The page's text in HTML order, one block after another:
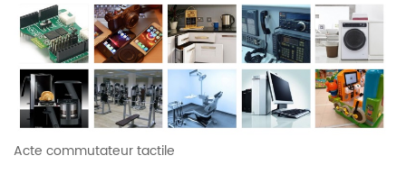
Acte commutateur tactile